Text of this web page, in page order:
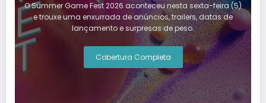
O Summer Game Fest 2026 aconteceu nesta sexta-feira (5)
e trouxe uma enxurrada de anúncios, trailers, datas de
lançamento e surpresas de peso.
Cobertura Completa